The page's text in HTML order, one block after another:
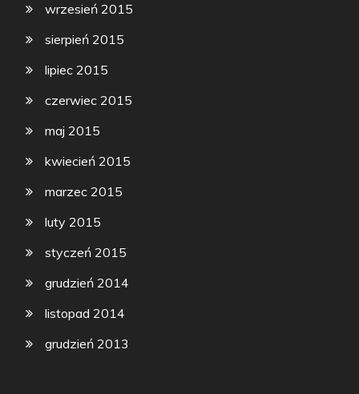
wrzesień 2015
sierpień 2015
lipiec 2015
czerwiec 2015
maj 2015
kwiecień 2015
marzec 2015
luty 2015
styczeń 2015
grudzień 2014
listopad 2014
grudzień 2013